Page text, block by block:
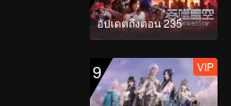
อัปเดตถึงตอน 235
9 VIP